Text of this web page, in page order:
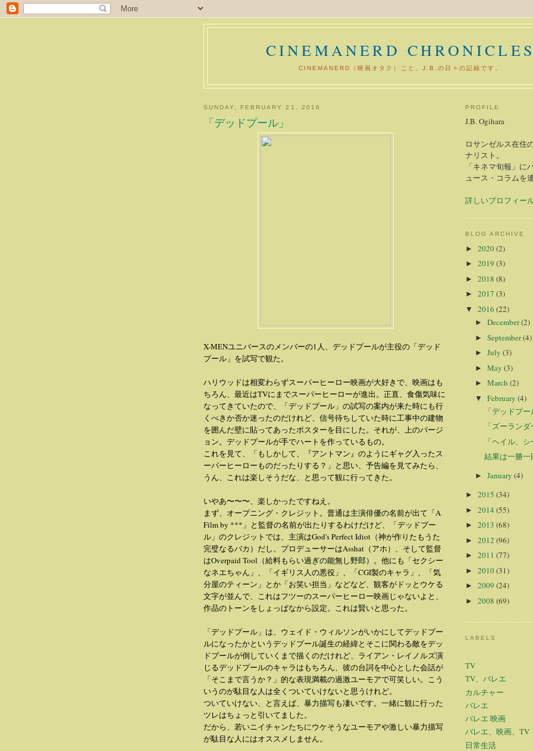
CINEMANERD
CINEMANERD（映画オタク）こと、J.B.の日々の記録です。
SUNDAY, FEBRUARY 21, 2016
「デッドプール」
X-MENユニバースのメンバーの1人、デッドプールが主役の「デッド
プール」を試写で観た。
ハリウッドは相変わらずスーパーヒーロー映画が大好きで、映画はも
ちろん、最近はTVにまでスーパーヒーローが進出。正直、食傷気味に
なってきていたので、「デッドプール」の試写の案内が来た時にも行
くべきか否か迷ったのだけれど、信号待ちしていた時に工事中の建物
を囲んだ壁に貼ってあったポスターを目にした。それが、上のバージ
ョン。デッドプールが手でハートを作っているもの。
これを見て、「もしかして、『アントマン』のようにギャグ入ったス
ーパーヒーローものだったりする？」と思い、予告編を見てみたら、
うん、これは楽しそうだな、と思って観に行ってきた。
いやあ〜〜〜、楽しかったですねえ。
まず、オープニング・クレジット。普通は主演俳優の名前が出て「A
Film by ***」と監督の名前が出たりするわけだけど、「デッドプー
ル」のクレジットでは、主演はGod's Perfect Idiot（神が作りたもうた
完璧なるバカ）だし、プロデューサーはAsshat（アホ）、そして監督
はOverpaid Tool（給料もらい過ぎの能無し野郎）。他にも「セクシー
なネエちゃん」、「イギリス人の悪役」、「CGI製のキャラ」、「気
分屋のティーン」とか「お笑い担当」などなど、観客がドッとウケる
文字が並んで、これはフツーのスーパーヒーロー映画じゃないよと、
作品のトーンをしょっぱなから設定。これは賢いと思った。
「デッドプール」は、ウェイド・ウィルソンがいかにしてデッドプー
ルになったかというデッドプール誕生の経緯とそこに関わる敵をデッ
ドプールが倒していくまで描くのだけれど、ライアン・レイノルズ演
じるデッドプールのキャラはもちろん、彼の台詞を中心とした会話が
「そこまで言うか？」的な表現満載の過激ユーモアで可笑しい。こう
いうのが駄目な人は全くついていけないと思うけれど。
ついていけない、と言えば、暴力描写も凄いです。一緒に観に行った
ツレはちょっと引いてました。
だから、若いニイチャンたちにウケそうなユーモアや激しい暴力描写
が駄目な人にはオススメしません。
PROFILE
J.B. Ogihara
ロサンゼルス在住
ナリスト。
「キネマ旬報」に
ュース・コラムを
詳しいプロフィー
BLOG ARCHIVE
► 2020(2)
► 2019 (3)
► 2018 (8)
► 2017 (3)
▼ 2016 (22)
► December(2)
► September(4)
► July (3)
► May (3)
► March (2)
▼ February (4)
「デッドプ
「ズーラン
「ヘイル、
結果は一勝一
► January (4)
► 2015 (34)
► 2014 (55)
► 2013 (68)
► 2012 (96)
► 2011 (77)
► 2010(31)
► 2009 (24)
► 2008 (69)
LABELS
TV
TV、バレエ
カルチャー
バレエ
バレエ 映画
バレエ、映画、TV
日常生活